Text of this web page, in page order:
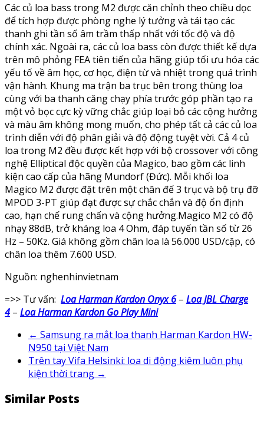
Các củ loa bass trong M2 được căn chỉnh theo chiều dọc
để tích hợp được phòng nghe lý tưởng và tái tạo các
thanh ghi tần số âm trầm thấp nhất với tốc độ và độ
chính xác. Ngoài ra, các củ loa bass còn được thiết kế dựa
trên mô phỏng FEA tiên tiến của hãng giúp tối ưu hóa các
yếu tố về âm học, cơ học, điện từ và nhiệt trong quá trình
vận hành. Khung ma trận ba trục bên trong thùng loa
cùng với ba thanh căng chạy phía trước góp phần tạo ra
một vỏ bọc cực kỳ vững chắc giúp loại bỏ các cộng hưởng
và màu âm không mong muốn, cho phép tất cả các củ loa
trình diễn với độ phân giải và độ động tuyệt vời. Cả 4 củ
loa trong M2 đều được kết hợp với bộ crossover với công
nghệ Elliptical độc quyền của Magico, bao gồm các linh
kiện cao cấp của hãng Mundorf (Đức). Mỗi khối loa
Magico M2 được đặt trên một chân đế 3 trục và bộ trụ đỡ
MPOD 3-PT giúp đạt được sự chắc chắn và độ ổn định
cao, hạn chế rung chấn và cộng hưởng.Magico M2 có độ
nhạy 88dB, trở kháng loa 4 Ohm, đáp tuyến tần số từ 26
Hz – 50Kz. Giá không gồm chân loa là 56.000 USD/cặp, có
chân loa thêm 7.600 USD.
Nguồn: nghenhinvietnam
=>> Tư vấn: Loa Harman Kardon Onyx 6– Loa JBL Charge
4– Loa Harman Kardon Go Play Mini
← Samsung ra mắt loa thanh Harman Kardon HW-
N950 tại Việt Nam
Trên tay Vifa Helsinki: loa di động kiêm luôn phụ
kiện thời trang →
Similar Posts